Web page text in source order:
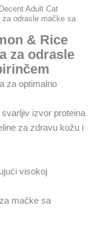
Adult Cat
odrasle mačke sa
& Rice
za odrasle
za optimalno
izvor proteina
za zdravu kožu i
visokoj
mačke sa